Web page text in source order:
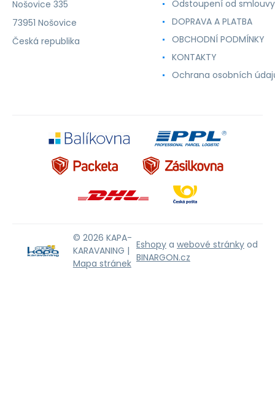
Nošovice 335
73951 Nošovice
Česká republika
Odstoupení od smlouvy
DOPRAVA A PLATBA
OBCHODNÍ PODMÍNKY
KONTAKTY
Ochrana osobních
© 2026 KAPA-
KARAVANING |
Mapa stránek
Eshopy a webové stránky od
BINARGON.cz